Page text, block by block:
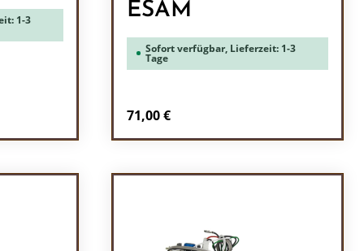
1-3
ESAM
Sofort verfügbar, Lieferzeit: 1-3
Tage
Regulärer Preis:
71,00 €